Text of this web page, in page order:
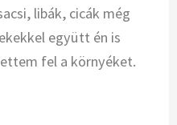
libák, cicák még
együtt én is
fel a környéket.